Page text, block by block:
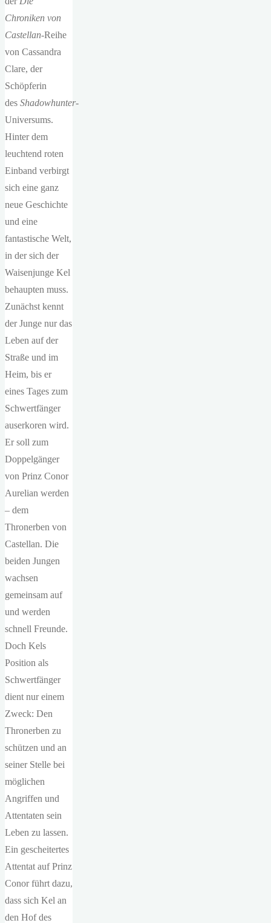
Chroniken von
Castellan-Reihe
von Cassandra
Clare, der
Schöpferin
des Shadowhunter-
Universums.
Hinter dem
leuchtend roten
Einband verbirgt
sich eine ganz
neue Geschichte
und eine
fantastische Welt,
in der sich der
Waisenjunge Kel
behaupten muss.
Zunächst kennt
der Junge nur das
Leben auf der
Straße und im
Heim, bis er
eines Tages zum
Schwertfänger
auserkoren wird.
Er soll zum
Doppelgänger
von Prinz Conor
Aurelian werden
– dem
Thronerben von
Castellan. Die
beiden Jungen
wachsen
gemeinsam auf
und werden
schnell Freunde.
Doch Kels
Position als
Schwertfänger
dient nur einem
Zweck: Den
Thronerben zu
schützen und an
seiner Stelle bei
möglichen
Angriffen und
Attentaten sein
Leben zu lassen.
Ein gescheitertes
Attentat auf Prinz
Conor führt dazu,
dass sich Kel an
den Hof des